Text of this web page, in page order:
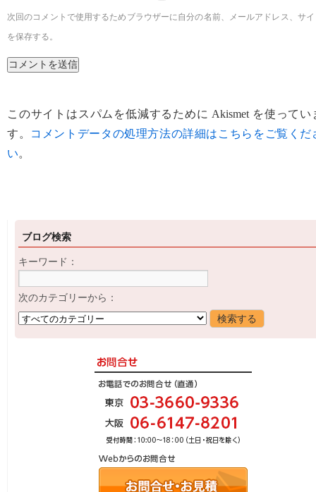
次回のコメントで使用するためブラウザーに自分の名前、メールアドレス、サ
を保存する。
このサイトはスパムを低減するために Akismet を使ってい
す。
コメントデータの処理方法の詳細はこちらをご覧くだ
い。
ブログ検索
キーワード：
次のカテゴリーから：